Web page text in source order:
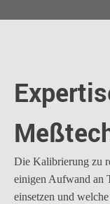
Die Kalibrierung zu
einigen Aufwand an
einsetzen und